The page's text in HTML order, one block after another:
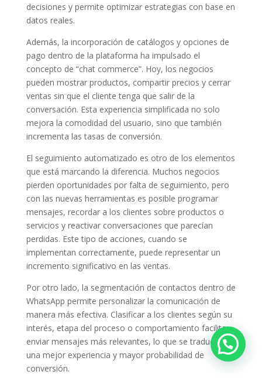
decisiones y permite optimizar estrategias con base en
datos reales.
Además, la incorporación de catálogos y opciones de
pago dentro de la plataforma ha impulsado el
concepto de “chat commerce”. Hoy, los negocios
pueden mostrar productos, compartir precios y cerrar
ventas sin que el cliente tenga que salir de la
conversación. Esta experiencia simplificada no solo
mejora la comodidad del usuario, sino que también
incrementa las tasas de conversión.
El seguimiento automatizado es otro de los elementos
que está marcando la diferencia. Muchos negocios
pierden oportunidades por falta de seguimiento, pero
con las nuevas herramientas es posible programar
mensajes, recordar a los clientes sobre productos o
servicios y reactivar conversaciones que parecían
perdidas. Este tipo de acciones, cuando se
implementan correctamente, puede representar un
incremento significativo en las ventas.
Por otro lado, la segmentación de contactos dentro de
WhatsApp permite personalizar la comunicación de
manera más efectiva. Clasificar a los clientes según su
interés, etapa del proceso o comportamiento facilita
enviar mensajes más relevantes, lo que se traduce en
una mejor experiencia y mayor probabilidad de
conversión.